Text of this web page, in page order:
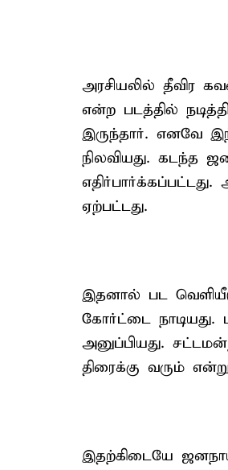
அரசியலில் தீவிர
என்ற படத்தில்
இருந்தார். எனவே
நிலவியது. கடந்த
ஏற்பட்டது.
இதனால் பட
கோர்ட்டை
அனுப்பியது.
திரைக்கு வரும்
இதற்கிடையே